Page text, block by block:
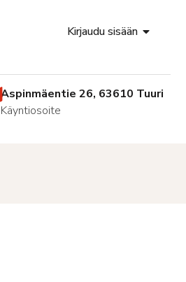
Kirjaudu sisään
Aspinmäentie 26, 63610 Tuuri
Käyntiosoite